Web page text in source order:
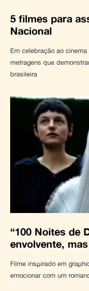
5 filmes para
Nacional
Em celebração ao
metragens que
brasileira
“100 Noites de
envolvente,
Filme inspirado em
emocionar com um